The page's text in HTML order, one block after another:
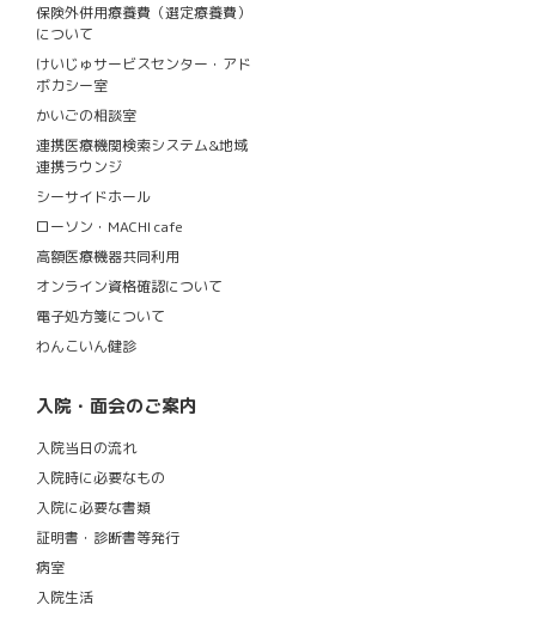
保険外併用療養費（選定療養費）
について
けいじゅサービスセンター・アド
ボカシー室
かいごの相談室
連携医療機関検索システム&地域
連携ラウンジ
シーサイドホール
ローソン・MACHI cafe
高額医療機器共同利用
オンライン資格確認について
電子処方箋について
わんこいん健診
入院・面会のご案内
入院当日の流れ
入院時に必要なもの
入院に必要な書類
証明書・診断書等発行
病室
入院生活